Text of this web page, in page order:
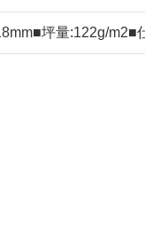
坪量:122g/m2■